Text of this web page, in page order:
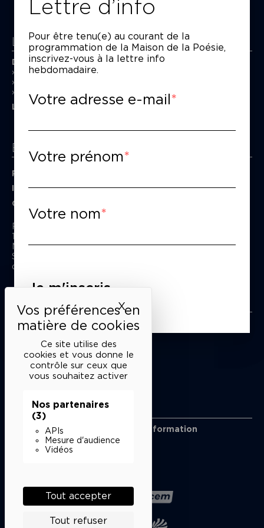
Ce site utilise des
cookies et vous donne le
contrôle sur ceux que
vous souhaitez activer
Nos partenaires
(3)
APIs
Mesure d'audience
Vidéos
Tout accepter
Tout refuser
XMasquer le bandeau des
La Maison de la Poésie
Découvrir
En photos
L’équipe
Espace pro
Privatiser une salle
Informations techniques
Contact presse
Passage Moliėre
157, rue Saint-Martin - 75003 Paris
M° Rambuteau - RER Les Halles
Standard tél : 01 44 54 53 00
du mardi au samedi de 15h à 18h
Liens utiles
Mentions légales
Conditions générales de vente
Cookies
Restons en lien
Inscrivez-vous à notre lettre d’information
Suivez-nous sur les réseaux
Lettre d’info
Pour être tenu(e) au courant de la
programmation de la Maison de la Poésie,
inscrivez-vous à la lettre info
hebdomadaire.
Votre adresse e-mail
Votre prénom
Votre nom
Je m'inscris